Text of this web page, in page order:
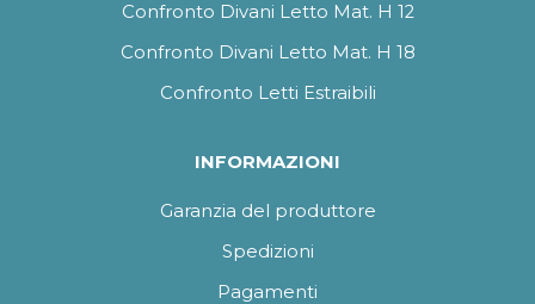
Confronto Divani Letto Mat. H 12
Confronto Divani Letto Mat. H 18
Confronto Letti Estraibili
INFORMAZIONI
Garanzia del produttore
Spedizioni
Pagamenti